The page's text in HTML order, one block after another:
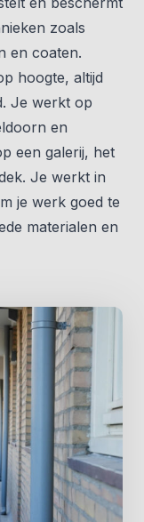
zoals
en coaten.
hoogte, altijd
Je werkt op
en
een galerij, het
Je werkt in
je werk goed te
materialen en